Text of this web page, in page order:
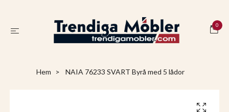
0
Hem NAIA 76233 SVART Byrå med 5 lådor